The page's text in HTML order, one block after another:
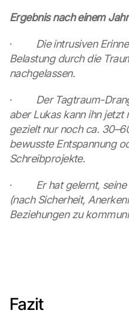
Ergebnis nach einem
·
Die intrusiven
Belastung durch die
nachgelassen.
·
Der Tagtraum-
aber Lukas kann ihn
gezielt nur noch ca.
bewusste Entspannung
Schreibprojekte.
·
Er hat gelernt,
(nach Sicherheit,
Beziehungen zu
Fazit
M
p
s
.
D
t
a
i
l
l
e
t
a